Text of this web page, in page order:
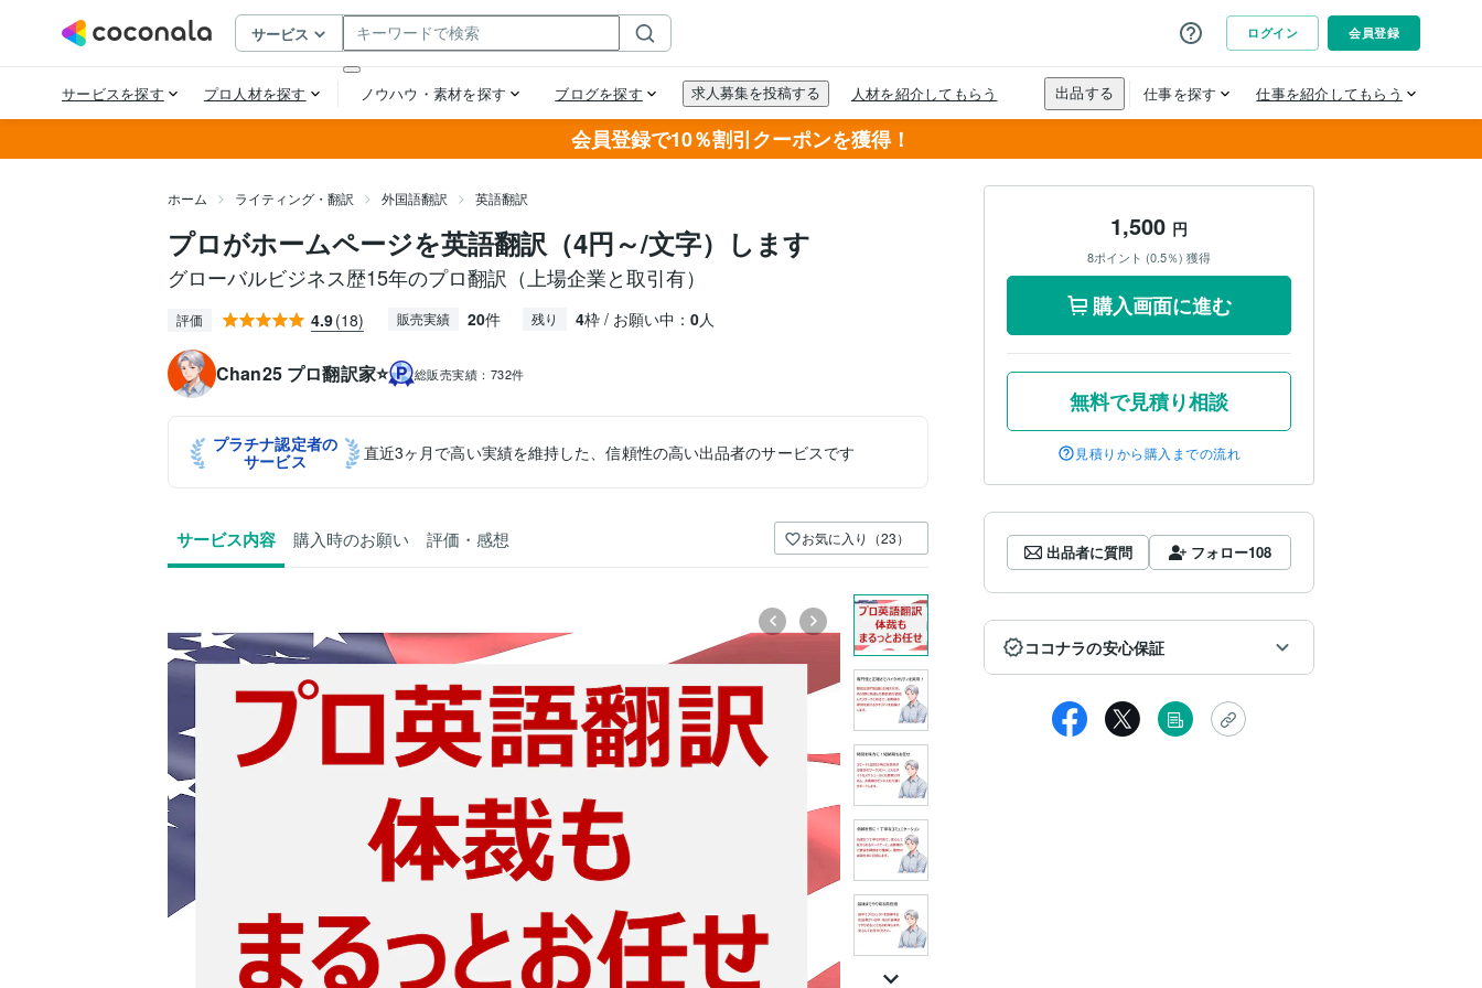
会員登録で10％割引クーポンを獲得！
ホーム ライティング・翻訳 外国語翻訳 英語翻訳
プロがホームページを英語翻訳（4円～/文字）します
グローバルビジネス歴15年のプロ翻訳（上場企業と取引有）
評価 4.9(18) 販売実績 20件 残り 4枠 / お願い中： 0人
Chan25 プロ翻訳家⭐️ 総販売実績： 732件
プラチナ認定者の
サービス
直近3ヶ月で高い実績を維持した、信頼性の高い出品者のサービスです
サービス内容 購入時のお願い 評価・感想 お気に入り（23）
1,500 円
8ポイント (0.5％) 獲得
購入画面に進む
無料で見積り相談
見積りから購入までの流れ
出品者に質問 フォロー108
ココナラの安心保証